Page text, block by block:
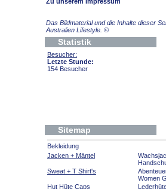
Das Bildmaterial und die Inhalte dieser
Australien Lifestyle. ©
Statistik
Besucher:
Letzte Stunde:
154 Besucher
Sitemap
Bekleidung
Jacken + Mäntel
Sweat + T Shirt's
Women
Hut Hüte Caps